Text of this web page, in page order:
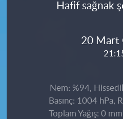
Hafif sağnak
20 Mart
Nem: %94,
Basınç: 1004 hPa,
Toplam Yağış: 0